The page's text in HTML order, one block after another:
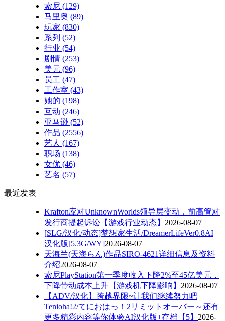
索尼 (129)
马里奥 (89)
玩家 (830)
系列 (52)
行业 (54)
剧情 (253)
美元 (96)
员工 (47)
工作室 (43)
她的 (198)
互动 (246)
亚马逊 (52)
作品 (2556)
艺人 (167)
职场 (138)
女优 (46)
艺名 (57)
最近发表
Krafton应对UnknownWorlds领导层变动，前高管对
发行商提起诉讼【游戏行业动态】 2026-08-07
[SLG/汉化/动态]梦想家生活/DreamerLifeVer0.8AI
汉化版[5.3G/WY]2026-08-07
天海兰(天海らん)作品SIRO-4621详细信息及资料
介绍2026-08-07
索尼PlayStation第一季度收入下降2%至45亿美元，
下降带动成本上升【游戏机下降影响】 2026-08-07
【ADV/汉化】跨越界限~让我们继续努力吧
Tenioha!2/てにおはっ！2リミットオーバー～还有
更多精彩内容等你体验AI汉化版+存档【5】 2026-